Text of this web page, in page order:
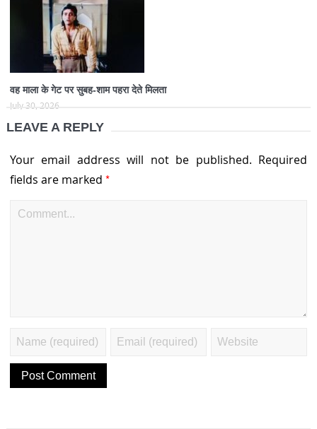
वह माला के गेट पर सुबह-शाम पहरा देते मिलता
July 30, 2026
LEAVE A REPLY
Your email address will not be published. Required
fields are marked *